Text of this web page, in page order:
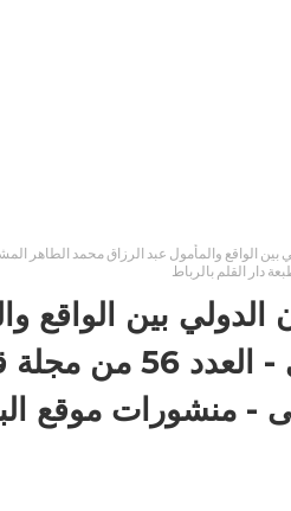
دار القلم بالرباط
بين الواقع
عبد الرزاق محمد الطاهر المشاي
- منشورات موقع